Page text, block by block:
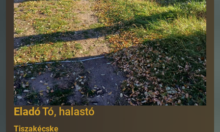
EladóTó, halastó
Tiszakécske